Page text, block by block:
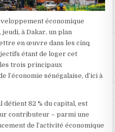
économique
à Dakar, un plan
en œuvre dans les cinq
étant de loger cet
trois principaux
l’économie sénégalaise, d’ici à
détient 82 % du capital, est
contributeur – parmi une
de l’activité économique